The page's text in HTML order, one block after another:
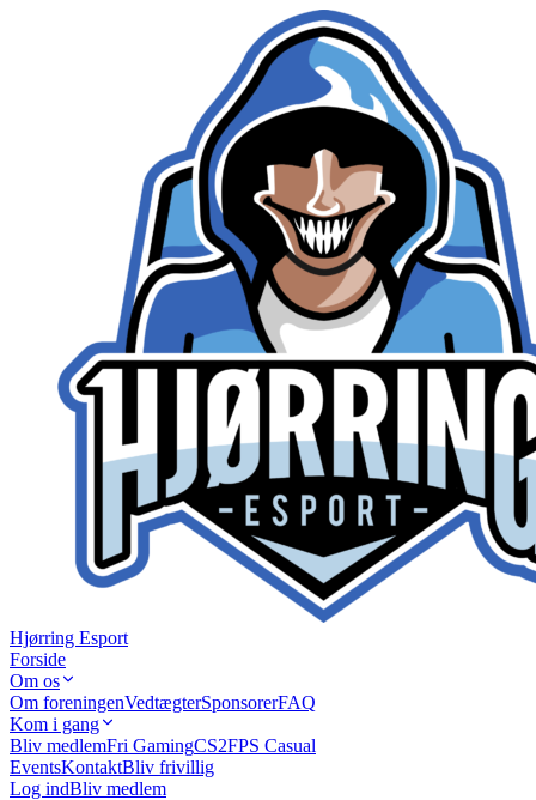
Hjørring Esport
Forside
Om os
Om foreningenVedtægterSponsorerFAQ
Kom i gang
Bliv medlemFri GamingCS2FPS Casual
EventsKontaktBliv frivillig
Log indBliv medlem